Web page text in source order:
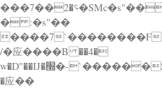
���؝�2��7�SMc�s"���ޭ�DQ/�应�ܢ��F_��!
� :�s"��
����7`��������F
/�应����B ��4�
w�D"��IJ�׭�-`������S��9�Dr�ji��EJ߅��gJ
�应��